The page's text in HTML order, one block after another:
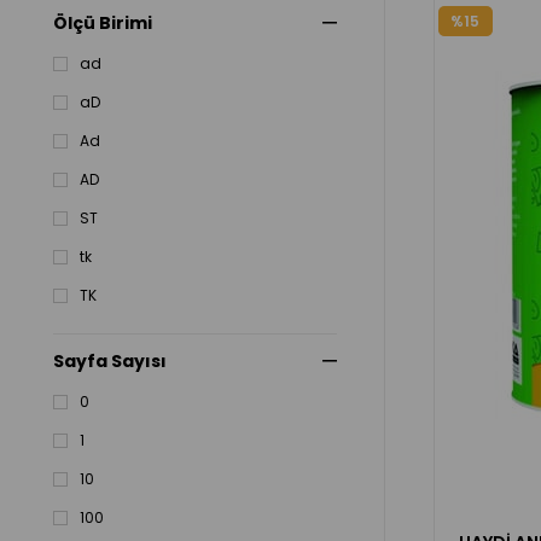
Ölçü Birimi
ad
aD
Ad
AD
ST
tk
TK
Sayfa Sayısı
0
1
10
100
%15